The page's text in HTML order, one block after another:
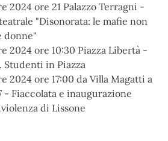
2024 ore 21 Palazzo Terragni -
"Disonorata: le mafie non
donne"
2024 ore 10:30 Piazza Libertà -
Studenti in Piazza
2024 ore 17:00 da Villa Magatti a
- Fiaccolata e inaugurazione
di Lissone